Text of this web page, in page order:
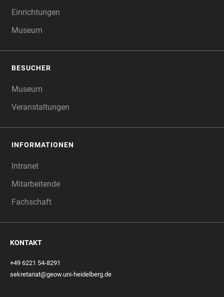
Einrichtungen
Museum
BESUCHER
Museum
Veranstaltungen
INFORMATIONEN
Intranet
Mitarbeitende
Fachschaft
KONTAKT
+49 6221 54-8291
sekretariat@geow.uni-heidelberg.de